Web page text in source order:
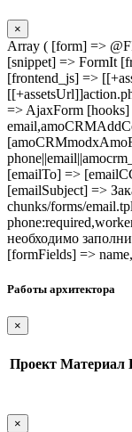
×
Array ( [form] =>
[snippet] => FormIt
[frontend_js] =>
=> AjaxForm
[emailTo] =>
[emailSubject] =>
chunks/forms/
необходимо
[formFields] =>
Работы архитектора
×
Проект Материал
×